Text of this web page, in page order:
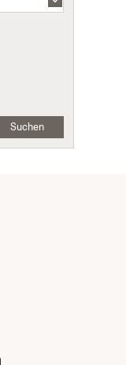
Suchen